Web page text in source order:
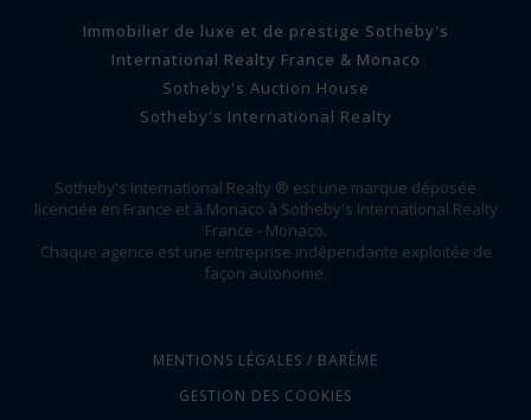
Immobilier de luxe et de prestige Sotheby's
International Realty France & Monaco
Sotheby's Auction House
Sotheby's International Realty
Sotheby's International Realty ® est une marque déposée
licenciée en France et à Monaco à Sotheby's International Realty
France - Monaco.
Chaque agence est une entreprise indépendante exploitée de
façon autonome.
MENTIONS LÉGALES / BARÈME
GESTION DES COOKIES